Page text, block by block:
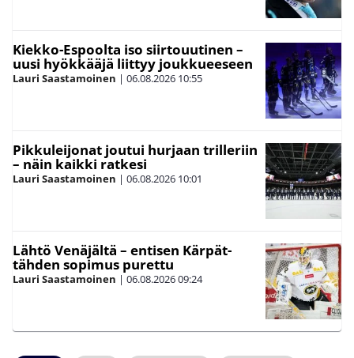
Kiekko-Espoolta iso siirtouutinen –
uusi hyökkääjä liittyy joukkueeseen
Lauri Saastamoinen | 06.08.2026 10:55
Pikkuleijonat joutui hurjaan trilleriin
– näin kaikki ratkesi
Lauri Saastamoinen | 06.08.2026 10:01
Lähtö Venäjältä – entisen Kärpät-
tähden sopimus purettu
Lauri Saastamoinen | 06.08.202609:24